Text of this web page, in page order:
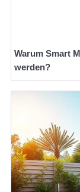
Warum Smart
werden?